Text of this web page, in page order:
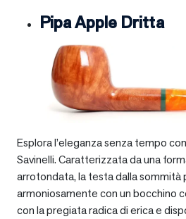
Pipa Apple Dritta
Esplora l’eleganza senza tempo
Savinelli. Caratterizzata da una
arrotondata, la testa dalla sommità
armoniosamente con un bocchino
con la pregiata radica di erica e